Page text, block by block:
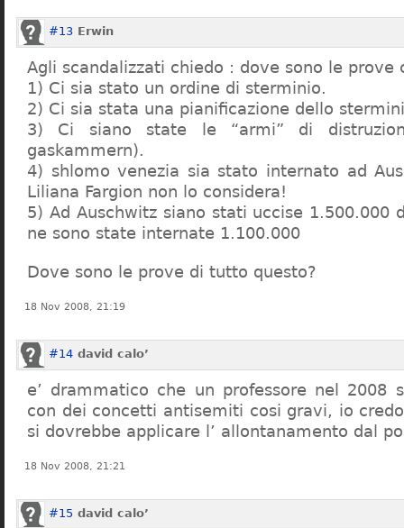
#13 Erwin
Agli scandalizzati chiedo : dove sono le prove
1) Ci sia stato un ordine di sterminio.
2) Ci sia stata una pianificazione dello
3) Ci siano state le “armi” di
gaskammern).
4) shlomo venezia sia stato internato ad
Liliana Fargion non lo considera!
5) Ad Auschwitz siano stati uccise 1.500.000
ne sono state internate 1.100.000
Dove sono le prove di tutto questo?
18 Nov 2008, 21:19
#14 david calo’
e’ drammatico che un professore nel 2008
con dei concetti antisemiti cosi gravi, io
si dovrebbe applicare l’ allontanamento dal
18 Nov 2008, 21:21
#15 david calo’